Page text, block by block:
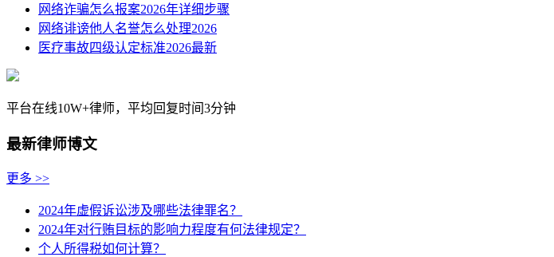
网络诈骗怎么报案2026年详细步骤
网络诽谤他人名誉怎么处理2026
医疗事故四级认定标准2026最新
平台在线10W+律师，平均回复时间3分钟
最新律师博文
更多 >>
2024年虚假诉讼涉及哪些法律罪名？
2024年对行贿目标的影响力程度有何法律规定？
个人所得税如何计算？